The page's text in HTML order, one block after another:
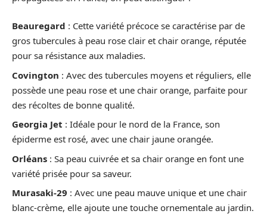
Beauregard : Cette variété précoce se caractérise par de
gros tubercules à peau rose clair et chair orange, réputée
pour sa résistance aux maladies.
Covington : Avec des tubercules moyens et réguliers, elle
possède une peau rose et une chair orange, parfaite pour
des récoltes de bonne qualité.
Georgia Jet : Idéale pour le nord de la France, son
épiderme est rosé, avec une chair jaune orangée.
Orléans : Sa peau cuivrée et sa chair orange en font une
variété prisée pour sa saveur.
Murasaki-29 : Avec une peau mauve unique et une chair
blanc-crème, elle ajoute une touche ornementale au jardin.